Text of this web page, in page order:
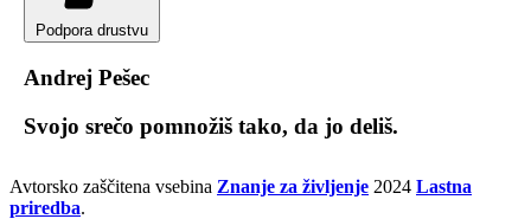
Podpora drustvu
Andrej Pešec
Svojo srečo pomnožiš tako, da jo deliš.
Avtorsko zaščitena vsebina Znanje za življenje 2024 Lastna
priredba.